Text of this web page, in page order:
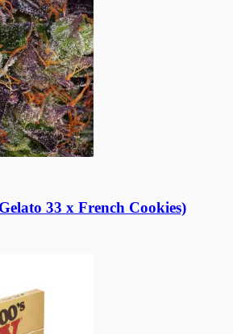
33 x French Cookies)